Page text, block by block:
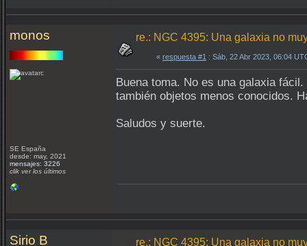
monos
SE España
desde: may, 2021
mensajes: 3226
clik ver los últimos
re.: NGC 4395: Una galaxia no
« respuesta #1 : Sáb, 22 Abr 2023, 06:04
Buena toma. No es una galaxia
también objetos menos conocidos.
Saludos y suerte.
Sirio B re.: NGC 4395: Una galaxia no